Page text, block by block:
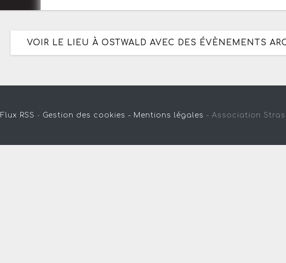
VOIR LE LIEU À OSTWALD AVEC DES ÉVÈNEMENTS
Flux RSS - Gestion des cookies - Mentions légales - Association